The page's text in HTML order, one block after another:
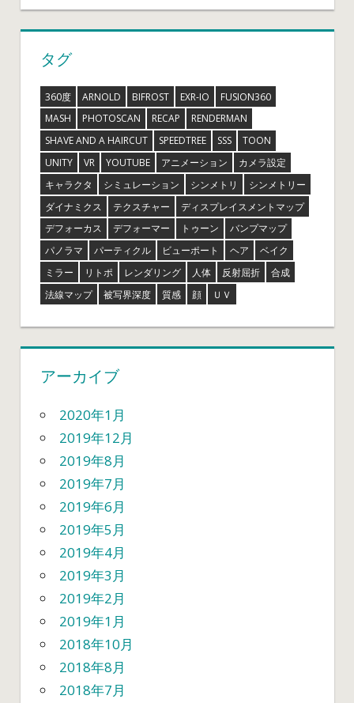
タグ
360度 ARNOLD BIFROST EXR-IO
FUSION360
MASH
PHOTOSCAN RECAP
RENDERMAN
SHAVE AND A HAIRCUT
SPEEDTREE SSS
TOON
UNITY
VR YOUTUBE アニメーション
カメラ設定
キャラクタ
シミュレーション シンメトリ
シンメトリー
ダイナミクス
テクスチャー
ディスプレイスメントマップ
デフォーカス
デフォーマー トゥーン
バンプマップ
パノラマ
パーティクル ビューポート ヘア
ベイク
ミラー
リトポ レンダリング 人体 反射屈折
合成
法線マップ
被写界深度 質感 顔 ＵＶ
アーカイブ
2020年1月
2019年12月
2019年8月
2019年7月
2019年6月
2019年5月
2019年4月
2019年3月
2019年2月
2019年1月
2018年10月
2018年8月
2018年7月